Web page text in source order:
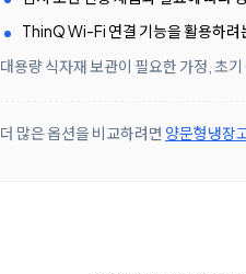
ThinQ Wi-Fi 연결 기능을 활용하려
대용량 식자재 보관이 필요한 가정, 초
더 많은 옵션을 비교하려면 양문형냉장